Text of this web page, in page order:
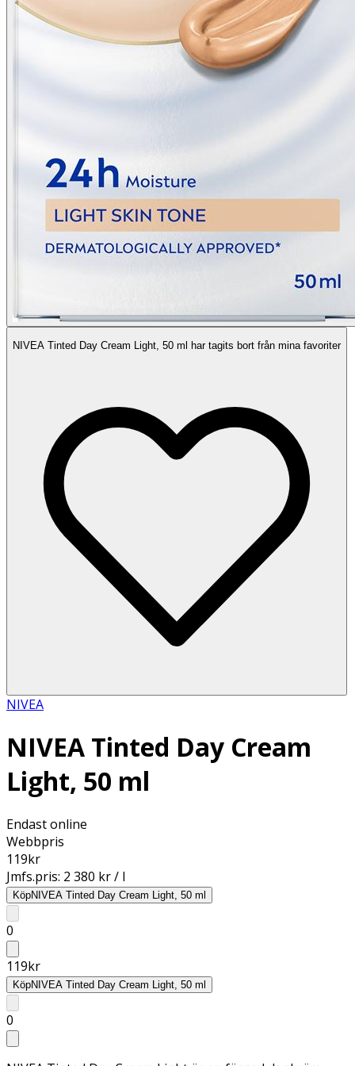
NIVEA Tinted Day Cream Light, 50 ml har tagits bort från mina favoriter
NIVEA
NIVEA Tinted Day Cream
Light, 50 ml
Endast online
Webbpris
119kr
Jmfs.pris: 2 380 kr / l
KöpNIVEA Tinted Day Cream Light, 50 ml
0
119kr
KöpNIVEA Tinted Day Cream Light, 50 ml
0